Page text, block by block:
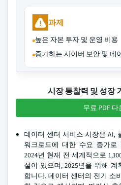
과제
높은 자본 투자 및 운영 비용
증가하는 사이버 보안 및 데
시장 통찰력 및 성장
무료 PDF
데이터 센터 서비스 시장은 AI,
워크로드에 대한 수요 증가로
2024년 현재 전 세계적으로
설이 있으며, 2025년을 위해 계
합니다. 데이터 센터의 전기 소